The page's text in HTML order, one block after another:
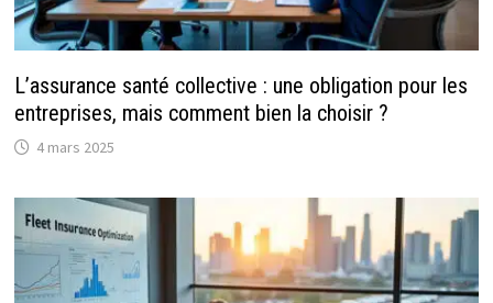
L’assurance santé collective : une obligation pour les
entreprises, mais comment bien la choisir ?
4 mars 2025